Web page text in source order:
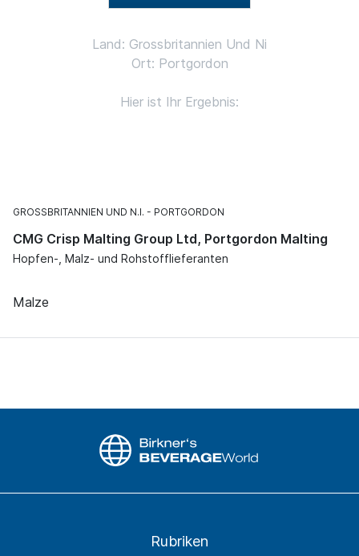
Land: Grossbritannien Und Ni
Ort: Portgordon
Hier ist Ihr Ergebnis:
GROSSBRITANNIEN UND N.I. PORTGORDON
CMG Crisp Malting Group Ltd, Portgordon Malting
Hopfen-, Malz- und Rohstofflieferanten
Malze
Rubriken